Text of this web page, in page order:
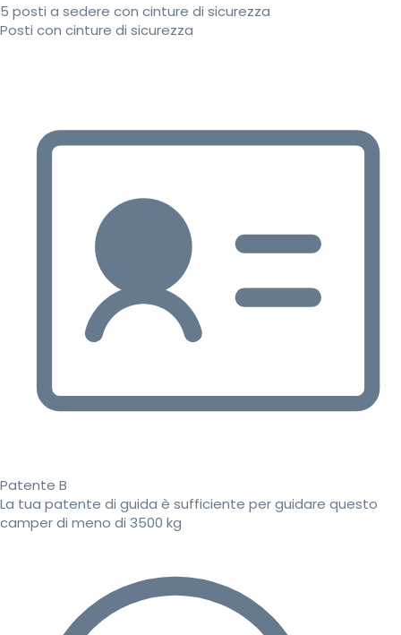
5 posti a sedere con cinture di sicurezza
Posti con cinture di sicurezza
Patente B
La tua patente di guida è sufficiente per guidare questo
camper di meno di 3500 kg